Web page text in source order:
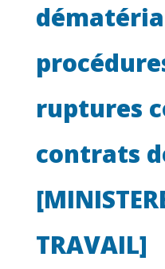
ruptures
contrats
TRAVAIL]